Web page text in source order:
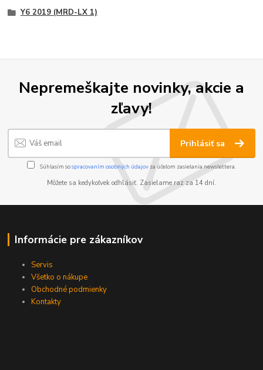
Y6 2019 (MRD-LX 1)
Nepremeškajte novinky, akcie a
zľavy!
Prihlásiť sa
Súhlasím sospracovaním osobných údajov za účelom zasielania newslettera.
Môžete sa kedykoľvek odhlásiť. Zasielame raz za 14 dní.
Informácie pre zákazníkov
Servis
Všetko o nákupe
Obchodné podmienky
Kontakty